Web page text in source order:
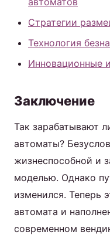
Стратегии
Технология
Инновационные
Заключение
Так зарабатывают
автоматы?
жизнеспособной и
моделью. Однако
изменился. Теперь
автомата и
современном